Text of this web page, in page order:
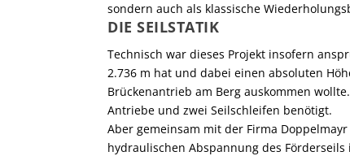
sondern auch als klassische
DIE SEILSTATIK
Technisch war dieses Projekt insofern
2.736 m hat und dabei einen absoluten
Brückenantrieb am Berg auskommen
Antriebe und zwei Seilschleifen benötigt.
Aber gemeinsam mit der Firma
hydraulischen Abspannung des